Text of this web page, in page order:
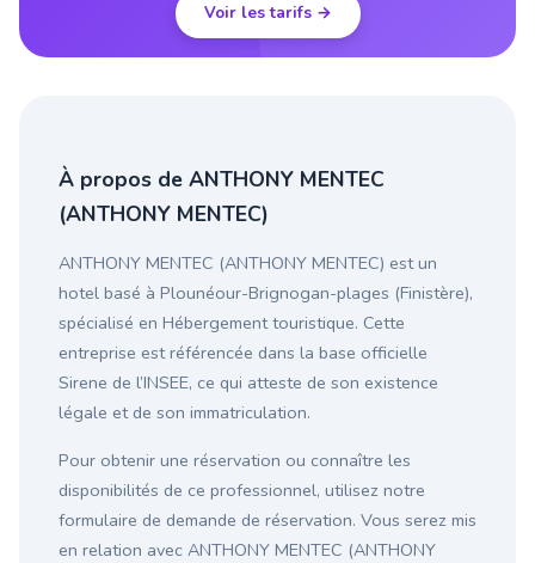
Voir les tarifs →
À propos de ANTHONY MENTEC
(ANTHONY MENTEC)
ANTHONY MENTEC (ANTHONY MENTEC) est un
hotel basé à Plounéour-Brignogan-plages (Finistère),
spécialisé en Hébergement touristique. Cette
entreprise est référencée dans la base officielle
Sirene de l’INSEE, ce qui atteste de son existence
légale et de son immatriculation.
Pour obtenir une réservation ou connaître les
disponibilités de ce professionnel, utilisez notre
formulaire de demande de réservation. Vous serez mis
en relation avec ANTHONY MENTEC (ANTHONY